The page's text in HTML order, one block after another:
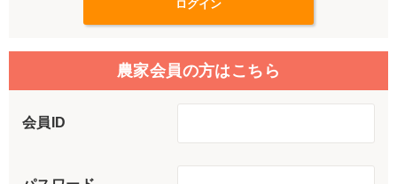
農家会員の方はこちら
会員ID